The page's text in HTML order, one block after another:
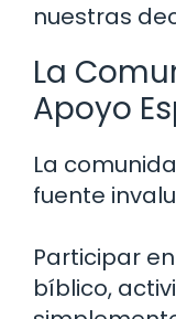
nuestras
La
Apoyo
La
fuente
Participar
bíblico,